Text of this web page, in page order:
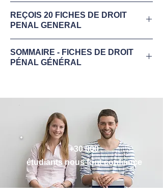
Fiches de révisions illustrées du Droit
Pénal Général
✔COMPLÈTES:Tout le programme
résumé dans des fiches prêtes à l'emploi.
en droit, pas par une IA. Fais confiance à
des contenus vérifiés et à jour, élaborés
par des pros.
MÉTHODOLOGIQUES: Travaille
intelligemment, pas plus longtemps.
Approprie-toi les concepts rapidement
avec des conseils méthodologiques clairs
et pratiques.
✔EFFICACES:Gagne des heures de
REÇOIS 20 FICHES DE DROIT
PENAL GENERAL
optimisées (1 à 3 pages/fiche)
✔ Parfaitement à jour du programme
conseils + comprenant des éléments de
raisonnement juridique pour vous préparer
aux TD et partiels
✔ Réception immédiate par email sous
format PDF
✔ Impression possible
♻️ Futures mises à jour incluses
OFFERTES ! Des flashcards vierges et
ludiques pour augmenter l'efficacité de vos
SOMMAIRE - FICHES DE DROIT
PÉNAL GÉNÉRAL
I. ÉLÉMENTS INTRODUCTIFS :
PRÉSENTATION DE LA DISCIPLINE
​FICHE N° 1 – LE PRINCIPE DE
LÉGALITÉ CRIMINELLE
FICHE N° 2 – L’APPLICATION DE LA LOI
PÉNALE
+30 000
étudiants nous font confiance